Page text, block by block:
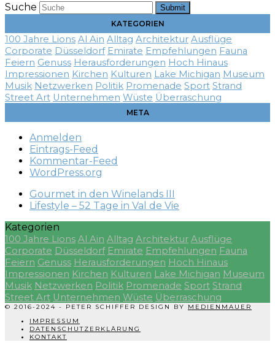
Suche
Submit
KATEGORIEN
100 Jahre Lions Al Ain Alltag Architektur Ausflüge
Corporate Düsseldorf Emirate Empfehlungen Fauna
Feiern Genuss Herausforderungen Hoch Hinaus
Impressionen Kirchen Kulturen Lake Michigan Museum
Musik Netzwerken Politik Promenade Sport Strand
Street Art Unternehmen Wüste Überraschung
META
Anmelden
Eintrags-Feed
Kommentar-Feed
WordPress.org
Gourmet in den Winelands III
Lifestyle – 52 Tage in Val de Vie
Kategorien
100 Jahre Lions Al Ain Alltag Architektur Ausflüge
Corporate Düsseldorf Emirate Empfehlungen Fauna
Feiern Genuss Herausforderungen Hoch Hinaus
Impressionen Kirchen Kulturen Lake Michigan Museum
Musik Netzwerken Politik Promenade Sport Strand
Street Art Unternehmen Wüste Überraschung
© 2016-2024 - PETER SCHIFFER DESIGN BY MEDIENMAUER
IMPRESSUM
DATENSCHUTZERKLÄRUNG
KONTAKT